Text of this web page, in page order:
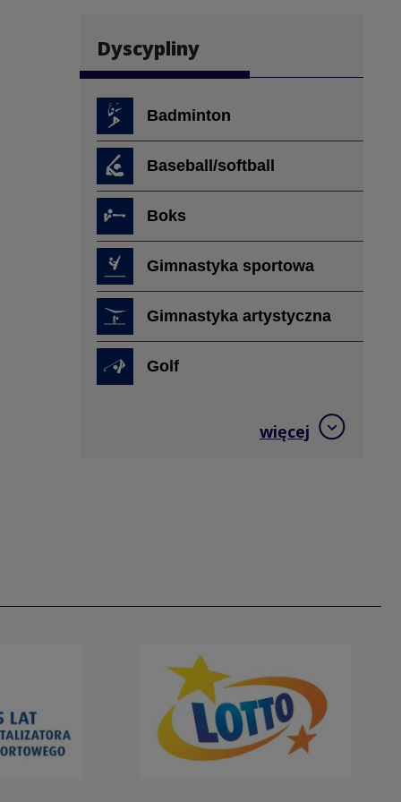
Dyscypliny
Badminton
Baseball/softball
Boks
Gimnastyka sportowa
Gimnastyka artystyczna
Golf
Karate
Kolarstwo BMX
Kolarstwo górskie
więcej